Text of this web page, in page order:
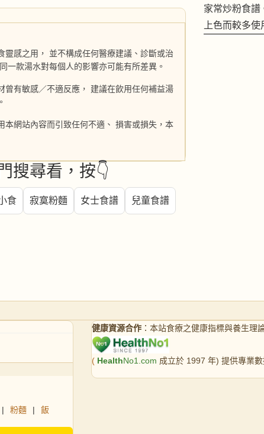
感之用， 並不構成任何醫療建議、診斷或治
一款湯水對每個人的影響亦可能有所差異。
有敏感／不適反應， 建議在飲用任何補益湯
本網站內容而引致任何不適、 損害或損失，本
搜尋看，按👇
食 寂寞粉麵 女士食譜 兒童食譜
家常炒粉食譜
上色而較多
| 粉麵 | 飯
健康資源合作 ：本站食療之健康指標與養生理
( HealthNo1.com 成立於 1997 年) 提供專業數